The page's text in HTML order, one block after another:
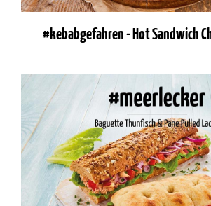
#kebabgefahren - Hot Sandwich